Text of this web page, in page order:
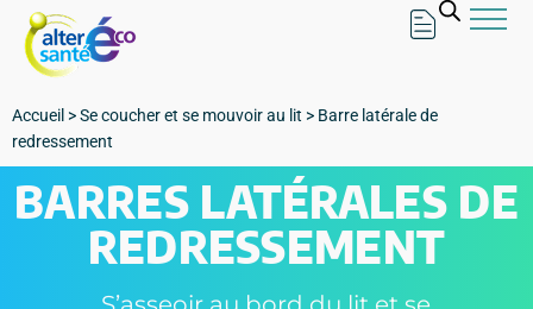
Accueil >Se coucher et se mouvoir au lit > Barre latérale de
redressement
BARRES LATÉRALES DE
REDRESSEMENT